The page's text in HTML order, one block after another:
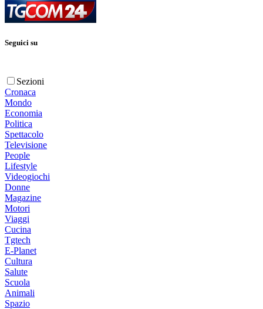
Seguici su
Sezioni
Cronaca
Mondo
Economia
Politica
Spettacolo
Televisione
People
Lifestyle
Videogiochi
Donne
Magazine
Motori
Viaggi
Cucina
Tgtech
E-Planet
Cultura
Salute
Scuola
Animali
Spazio